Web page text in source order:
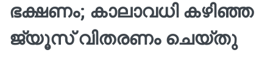
ഭക്ഷണം; കാലാവധി കഴിഞ്ഞ
ജ്യൂസ് വിതരണം ചെയ്തു